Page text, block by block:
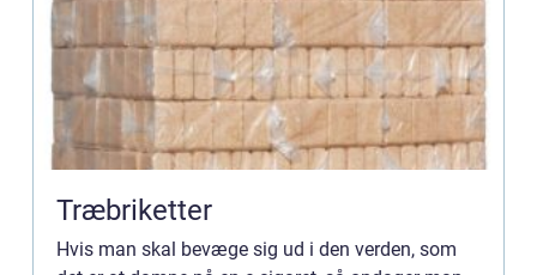
Træbriketter
Hvis man skal bevæge sig ud i den verden, som